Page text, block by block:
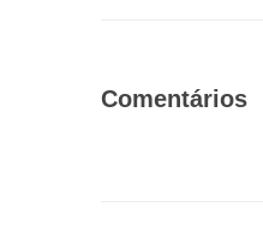
Comentários